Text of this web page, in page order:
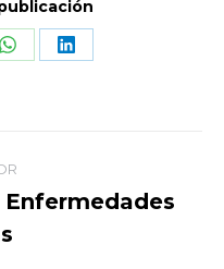
Share Share